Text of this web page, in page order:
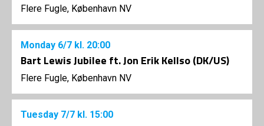
Flere Fugle, København NV
Monday 6/7 kl. 20:00
Bart Lewis Jubilee ft. Jon Erik Kellso (DK/US)
Flere Fugle, København NV
Tuesday 7/7 kl. 15:00